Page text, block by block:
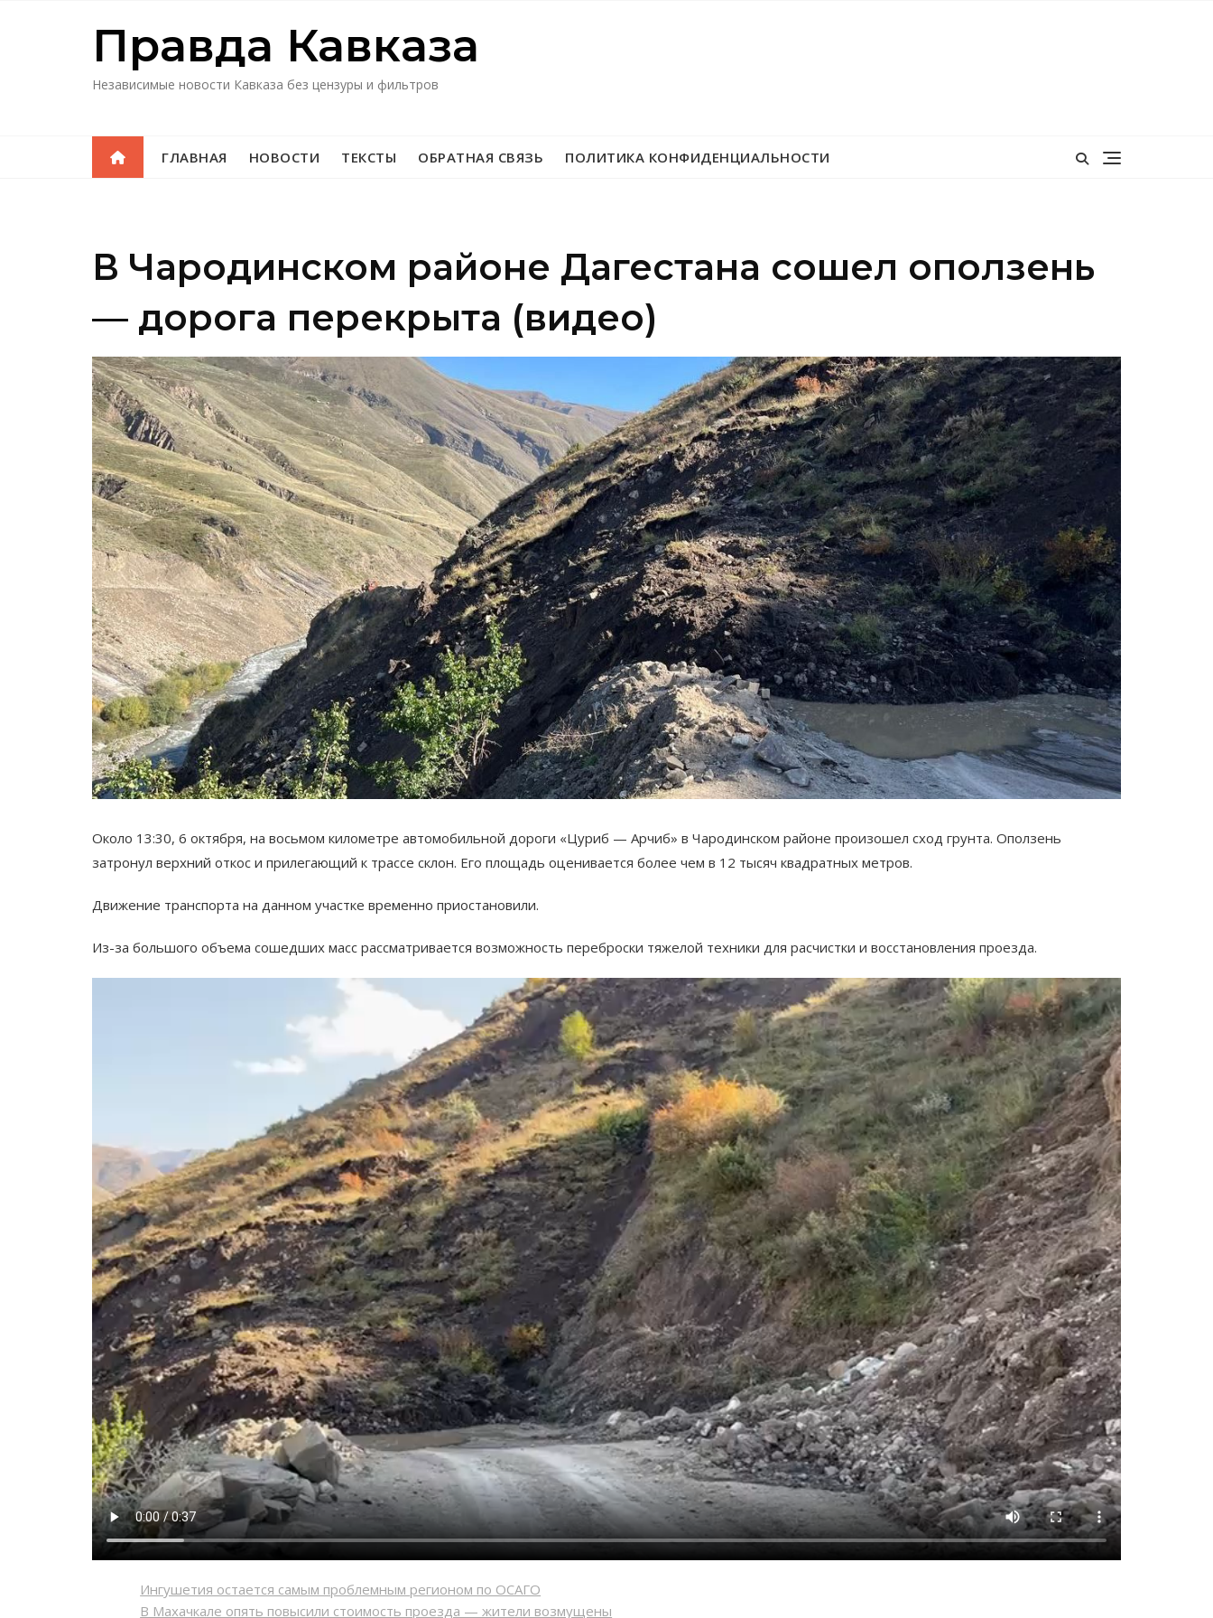
Правда Кавказa
Независимые новости Кавказа без цензуры и фильтров
ГЛАВНАЯ НОВОСТИ ТЕКСТЫ ОБРАТНАЯ СВЯЗЬ ПОЛИТИКА КОНФИДЕНЦИАЛЬНОСТИ
В Чародинском районе Дагестана сошел оползень
— дорога перекрыта (видео)
Около 13:30, 6 октября, на восьмом километре автомобильной дороги «Цуриб — Арчиб» в Чародинском районе произошел сход грунта. Оползень
затронул верхний откос и прилегающий к трассе склон. Его площадь оценивается более чем в 12 тысяч квадратных метров.
Движение транспорта на данном участке временно приостановили.
Из-за большого объема сошедших масс рассматривается возможность переброски тяжелой техники для расчистки и восстановления проезда.
Ингушетия остается самым проблемным регионом по ОСАГО
В Махачкале опять повысили стоимость проезда — жители возмущены